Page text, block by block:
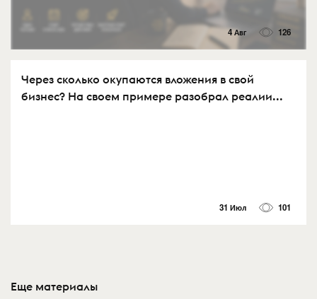
4 Авг 126
Через сколько окупаются вложения в свой
бизнес? На своем примере разобрал реалии...
31 Июл 101
Еще материалы